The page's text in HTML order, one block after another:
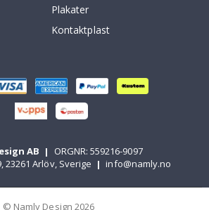
Plakater
Kontaktplast
AB |
ORGNR: 559216-9097
23261 Arlöv, Sverige | info@namly.no
© Namly Design 2026